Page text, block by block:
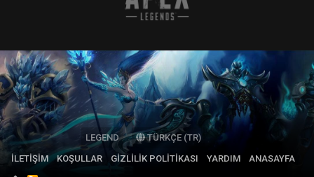
LEGEND
TÜRKÇE (TR)
İLETIŞIM
KOŞULLAR GIZLILIK POLITIKASI YARDIM ANASAYFA